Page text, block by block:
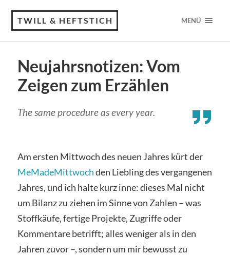
TWILL & HEFTSTICH MENÜ
Neujahrsnotizen: Vom
Zeigen zum Erzählen
The same procedure as every year.
Am ersten Mittwoch des neuen Jahres kürt der
MeMadeMittwochden Liebling des vergangenen
Jahres, und ich halte kurz inne: dieses Mal nicht
um Bilanz zu ziehen im Sinne von Zahlen – was
Stoffkäufe, fertige Projekte, Zugriffe oder
Kommentare betrifft; alles weniger als in den
Jahren zuvor –, sondern um mir bewusst zu